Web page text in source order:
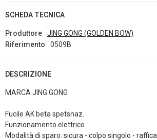
SCHEDA TECNICA
Produttore
JING GONG (GOLDEN BOW)
Riferimento
0509B
DESCRIZIONE
MARCA JING GONG
Fucile AK beta spetsnaz.
Funzionamento elettrico.
Modalità di sparo: sicura - colpo singolo - raffica.